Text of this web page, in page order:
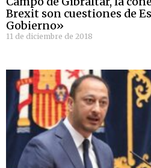
Brexit son cuestiones de
Gobierno»
11 de diciembre de 2018